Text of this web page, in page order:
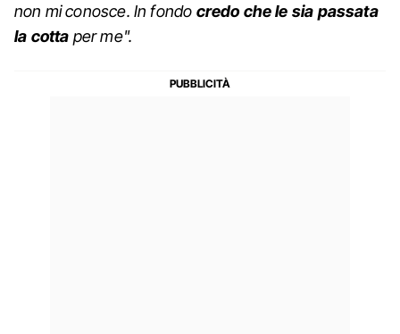
non mi conosce. In fondo credo che le sia passata
la cotta per me".